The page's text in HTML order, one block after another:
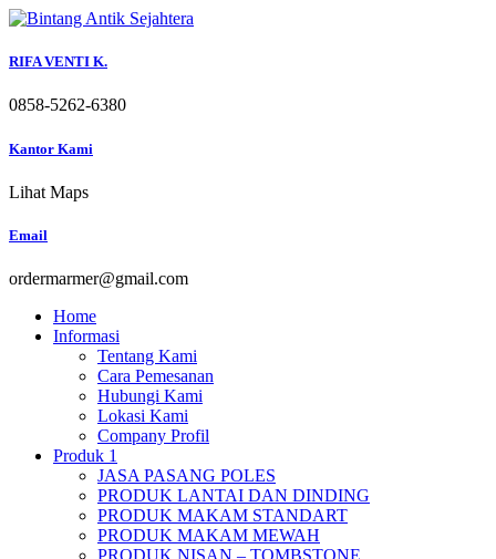
Skip
content
RIFA VENTI K.
0858-5262-6380
Kantor Kami
Lihat Maps
Email
ordermarmer@gmail.com
Home
Informasi
Tentang Kami
Cara Pemesanan
Hubungi Kami
Lokasi Kami
Company Profil
Produk 1
JASA PASANG POLES
PRODUK LANTAI DAN DINDING
PRODUK MAKAM STANDART
PRODUK MAKAM MEWAH
PRODUK NISAN – TOMBSTONE